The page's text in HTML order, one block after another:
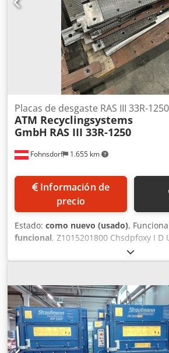
Fohnsdorf 1.655 km
Placas de desgaste RAS III 33R-1250
ATM Recyclingsystems
GmbH RAS III 33R-1250
Información de
precio
Estado: como nuevo (usado),
funcional, Z1015201800 Chsdpfoxy I D